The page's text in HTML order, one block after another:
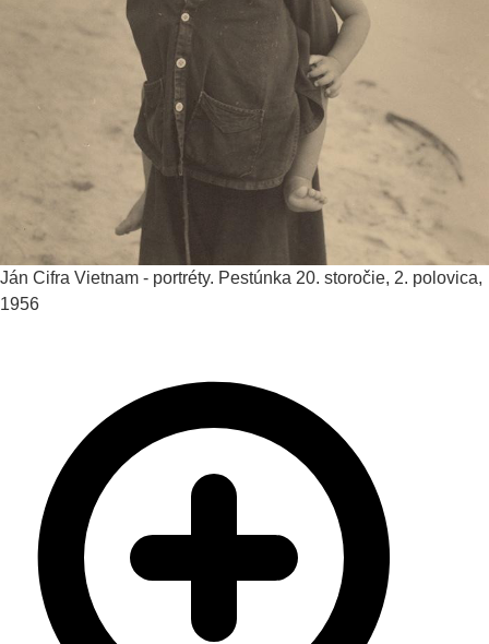
Ján Cifra Vietnam - portréty. Pestúnka 20. storočie, 2. polovica,
1956